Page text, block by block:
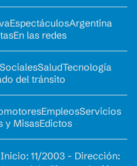
EspectáculosArgentina
En las redes
SaludTecnología
del tránsito
EmpleosServicios
y MisasEdictos
11/2003 - Dirección: